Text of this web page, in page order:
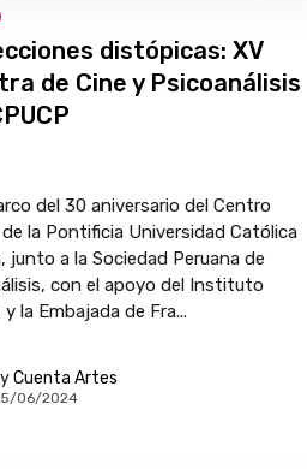
distópicas: XV
de Cine y Psicoanálisis
del 30 aniversario del Centro
la Pontificia Universidad Católica
junto a la Sociedad Peruana de
con el apoyo del Instituto
y la Embajada de Fra...
Cuenta Artes
06/2024